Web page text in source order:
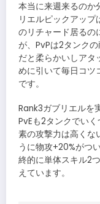
本当に来週来るのか
リエルピックアッ
のリチャード居るの
が、PvPは2タンク
だと柔らかいしアタ
めに引いて毎日コツ
です。
Rank3ガブリエルを
PvEも2タンクでい
素の攻撃力は高くな
うに物攻+20%がつ
終的に単体スキル2
えています。